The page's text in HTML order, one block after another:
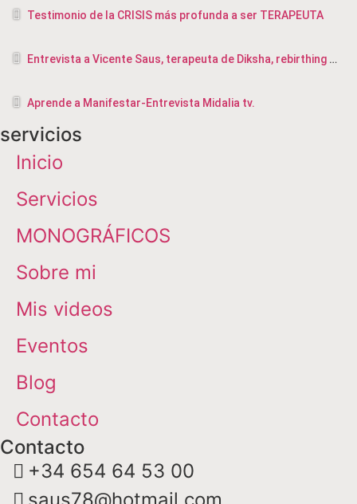
Testimonio de la CRISIS más profunda a ser TERAPEUTA
Entrevista a Vicente Saus, terapeuta de Diksha, rebirthing y masajista en Valencia
Aprende a Manifestar-Entrevista Midalia tv.
servicios
Inicio
Servicios
MONOGRÁFICOS
Sobre mi
Mis videos
Eventos
Blog
Contacto
Contacto
+34 654 64 53 00
saus78@hotmail.com